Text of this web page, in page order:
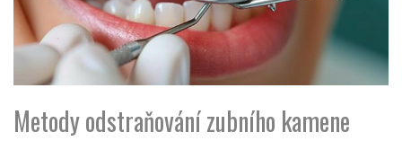
Metody odstraňování zubního kamene